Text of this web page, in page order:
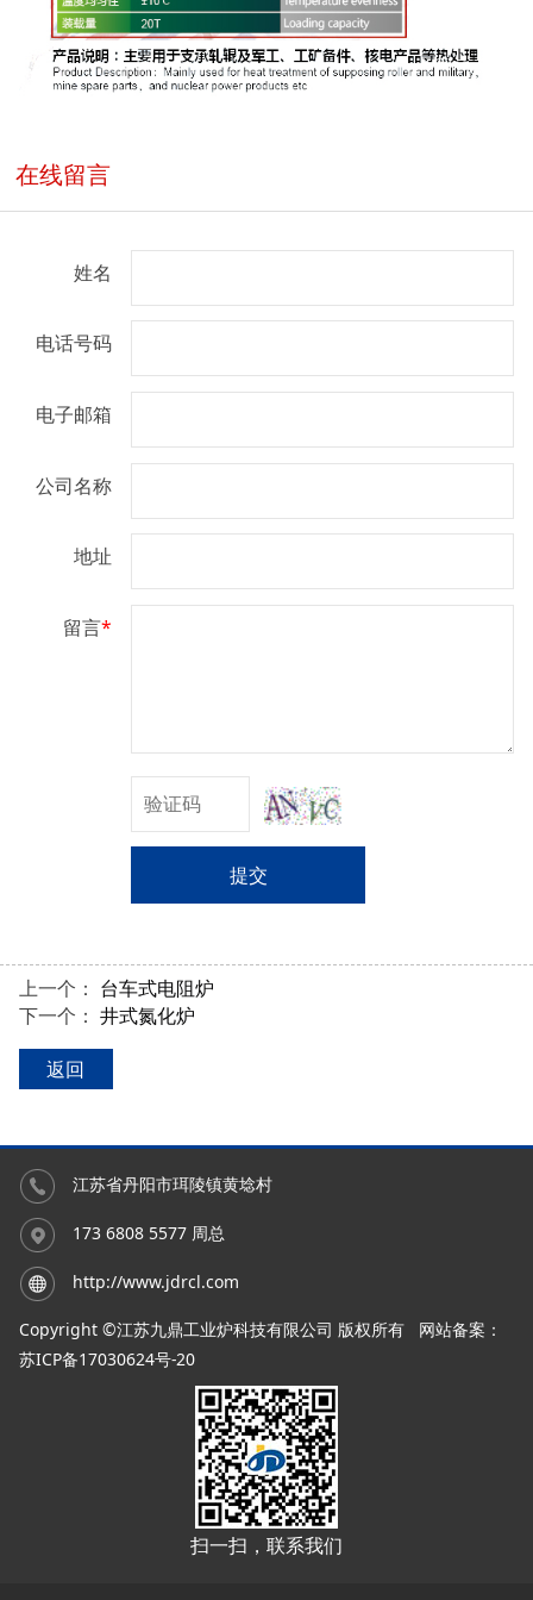
在线留言
姓名
电话号码
电子邮箱
公司名称
地址
留言*
提交
上一个： 台车式电阻炉
下一个： 井式氮化炉
返回
江苏省丹阳市珥陵镇黄埝村
173 6808 5577 周总
http://www.jdrcl.com
Copyright ©江苏九鼎工业炉科技有限公司 版权所有 网站备案：
苏ICP备17030624号-20
扫一扫，联系我们